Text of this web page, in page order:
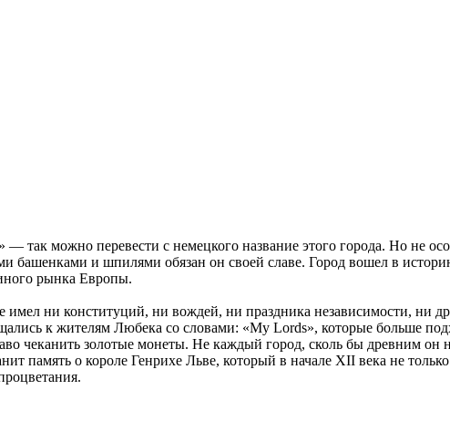
— так можно перевести с немецкого название этого города. Но не
башенками и шпилями обязан он своей славе. Город вошел в
рынка Европы.
имел ни конституций, ни вождей, ни праздника независимости, ни
к жителям Любека со словами: «My Lords», которые больше
чеканить золотые монеты. Не каждый город, сколь бы древним он
память о короле Генрихе Льве, который в начале XII века не